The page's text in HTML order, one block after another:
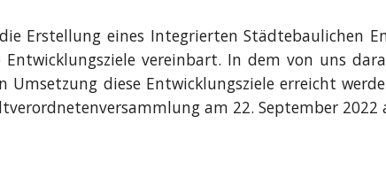
Erstellung eines Integrierten Städtebaulichen
Entwicklungsziele vereinbart. In dem von uns
diese Entwicklungsziele erreicht
am 22. September 2022